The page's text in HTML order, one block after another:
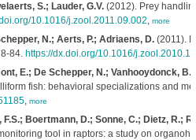
S.; Lauder, G.V.(2012). Prey
10.1016/j.zool.2011.09.002, more
N.; Aerts, P.; Adriaens, D.(2011).
84. https://dx.doi.org/10.1016/
E.; De Schepper, N.; Vanhooydonck,
fish: behavioral specializations and
, more
Boertmann, D.; Sonne, C.; Dietz, R.;
tool in raptors: a study on